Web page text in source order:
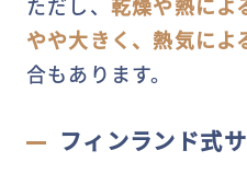
やや大きく、熱気によ
合もあります。
フィンランド式